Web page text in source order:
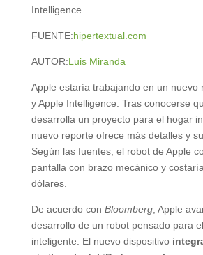
Intelligence.
FUENTE:hipertextual.com
AUTOR:Luis Miranda
Apple estaría trabajando en un nuevo
y Apple Intelligence. Tras conocerse
desarrolla un proyecto para el hogar
nuevo reporte ofrece más detalles y
Según las fuentes, el robot de Apple
pantalla con brazo mecánico y
dólares.
De acuerdo con Bloomberg, Apple
desarrollo de un robot pensado para
inteligente. El nuevo dispositivo